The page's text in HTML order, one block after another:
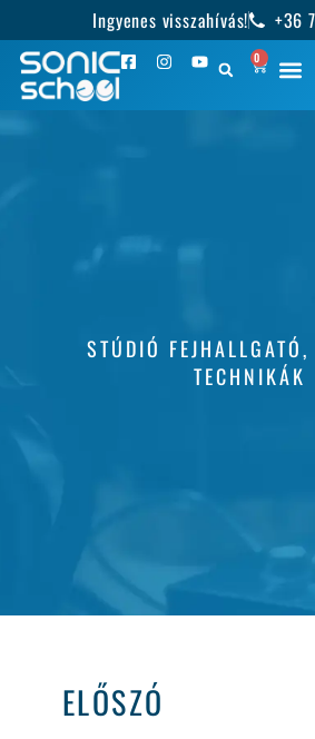
Ingyenes visszahívás! +36
0
STÚDIÓ FEJHALLGATÓ,
TECHNIKÁK
ELŐSZÓ